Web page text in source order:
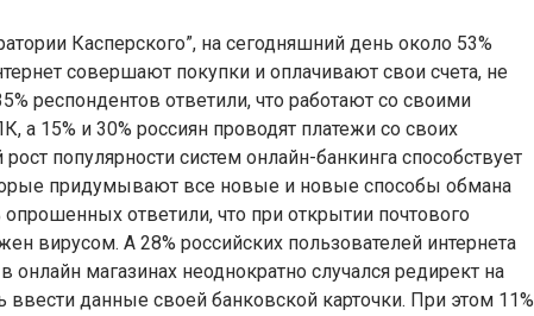
Касперского”, на сегодняшний день около 53%
совершают покупки и оплачивают свои счета, не
респондентов ответили, что работают со своими
а 15% и 30% россиян проводят платежи со своих
популярности систем онлайн-банкинга способствует
придумывают все новые и новые способы обмана
опрошенных ответили, что при открытии почтового
вирусом. А 28% российских пользователей интернета
онлайн магазинах неоднократно случался редирект на
ввести данные своей банковской карточки. При этом 11%